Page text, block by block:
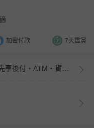
加密付款 7天鑑賞